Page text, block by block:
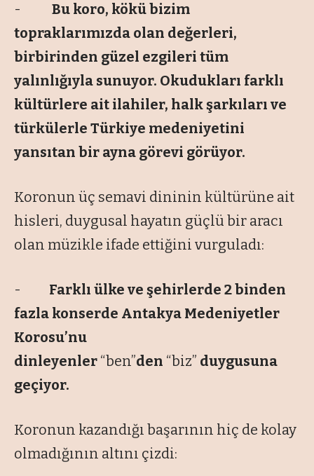
- Bu koro, kökü bizim
topraklarımızda olan değerleri,
birbirinden güzel ezgileri tüm
yalınlığıyla sunuyor. Okudukları farklı
kültürlere ait ilahiler, halk şarkıları ve
türkülerle Türkiye medeniyetini
yansıtan bir ayna görevi görüyor.
Koronun üç semavi dininin kültürüne ait
hisleri, duygusal hayatın güçlü bir aracı
olan müzikle ifade ettiğini vurguladı:
- Farklı ülke ve şehirlerde 2 binden
fazla konserde Antakya Medeniyetler
Korosu’nu
dinleyenler “ben”den “biz” duygusuna
geçiyor.
Koronun kazandığı başarının hiç de kolay
olmadığının altını çizdi: